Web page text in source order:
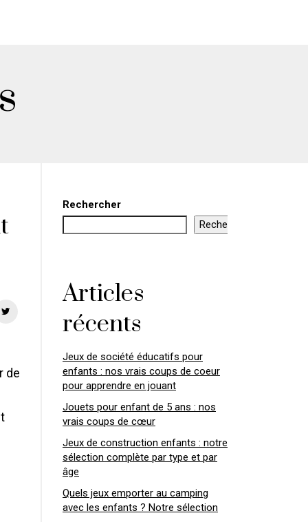
de
Rechercher
Rechercher
Articles
récents
Jeux de société éducatifs pour
enfants : nos vrais coups de coeur
pour apprendre en jouant
Jouets pour enfant de 5 ans : nos
vrais coups de cœur
Jeux de construction enfants : notre
sélection complète par type et par
âge
Quels jeux emporter au camping
avec les enfants ? Notre sélection